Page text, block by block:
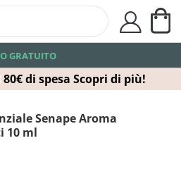
di spesa Scopri di più!
GRATUITO
user
Senape Aroma
10 ml